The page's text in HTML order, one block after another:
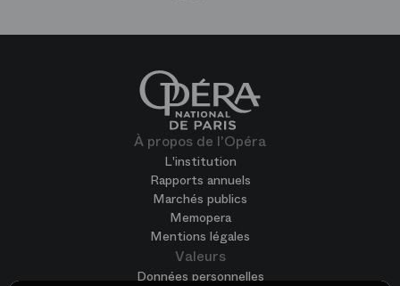
À propos de l'Opéra
L'institution
Rapports annuels
Marchés publics
Memopera
Mentions légales
Valeurs
Données personnelles